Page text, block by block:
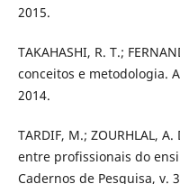
2015.
TAKAHASHI, R. T.;
conceitos e metodologia.
2014.
TARDIF, M.; ZOURHLAL,
entre profissionais do
Cadernos de Pesquisa, v.